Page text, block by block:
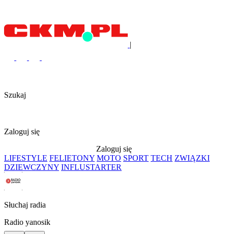
|
Szukaj
Zaloguj się
Zaloguj się
LIFESTYLE FELIETONY MOTO SPORT TECH ZWIĄZKI
DZIEWCZYNY INFLUSTARTER
Słuchaj radia
Radio yanosik